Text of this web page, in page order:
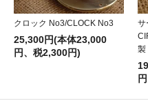
クロック No3/CLOCK No3
25,300円(本体23,000
円、税2,300円)
サ
製